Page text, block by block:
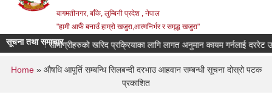
बागमतीनगर, बाँके, लुम्बिनी प्रदेश , नेपाल
"हामी आफैँ बनाउँ हाम्रो खजुरा,आत्मनिर्भर र समृद्ध खजुरा"
सूचना तथा समाचार
औषधिजन्य सामाग्रीहरुको खरिद प्रक्रियाका लागि लागत अनुमान कायम गर्नलाई दररेट
You are here
Home» औषधि आपूर्ति सम्बन्धि सिलबन्दी दरभाउ आहवान सम्बन्धी सूचना दोस्रो पटक
प्रकाशित